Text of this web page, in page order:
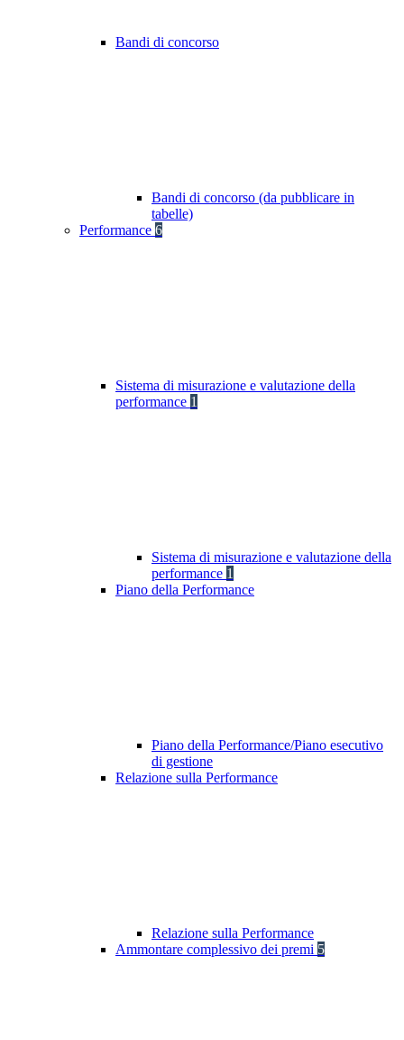
Bandi di concorso
Bandi di concorso (da pubblicare in
tabelle)
Performance 6
Sistema di misurazione e valutazione della
performance 1
Sistema di misurazione e valutazione della
performance 1
Piano della Performance
Piano della Performance/Piano esecutivo
di gestione
Relazione sulla Performance
Relazione sulla Performance
Ammontare complessivo dei premi 5